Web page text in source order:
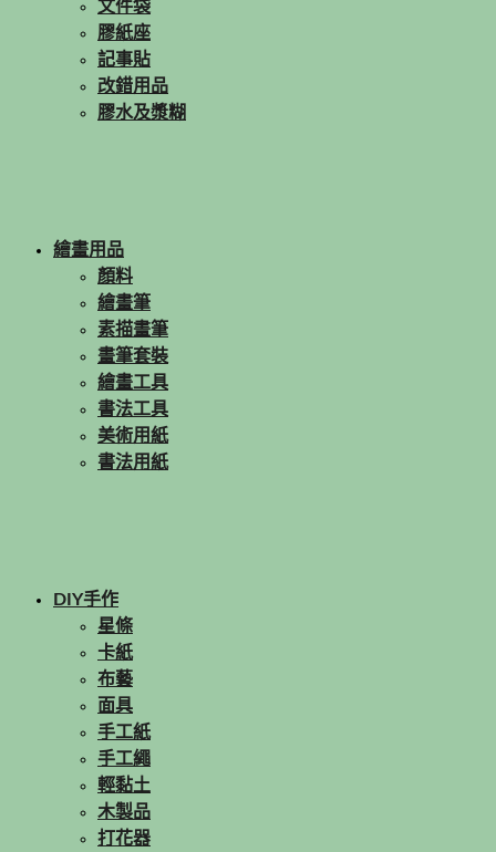
文件袋
膠紙座
記事貼
改錯用品
膠水及漿糊
繪畫用品
顏料
繪畫筆
素描畫筆
畫筆套裝
繪畫工具
書法工具
美術用紙
書法用紙
DIY手作
星條
卡紙
布藝
面具
手工紙
手工繩
輕黏土
木製品
打花器